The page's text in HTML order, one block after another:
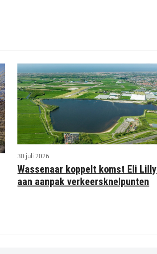
30 juli 2026
Wassenaar koppelt komst Eli Lilly
aan aanpak verkeersknelpunten